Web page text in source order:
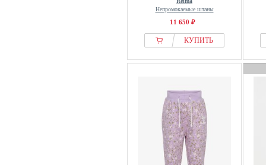
Непромокаемые штаны
11 650 ₽
КУПИТЬ